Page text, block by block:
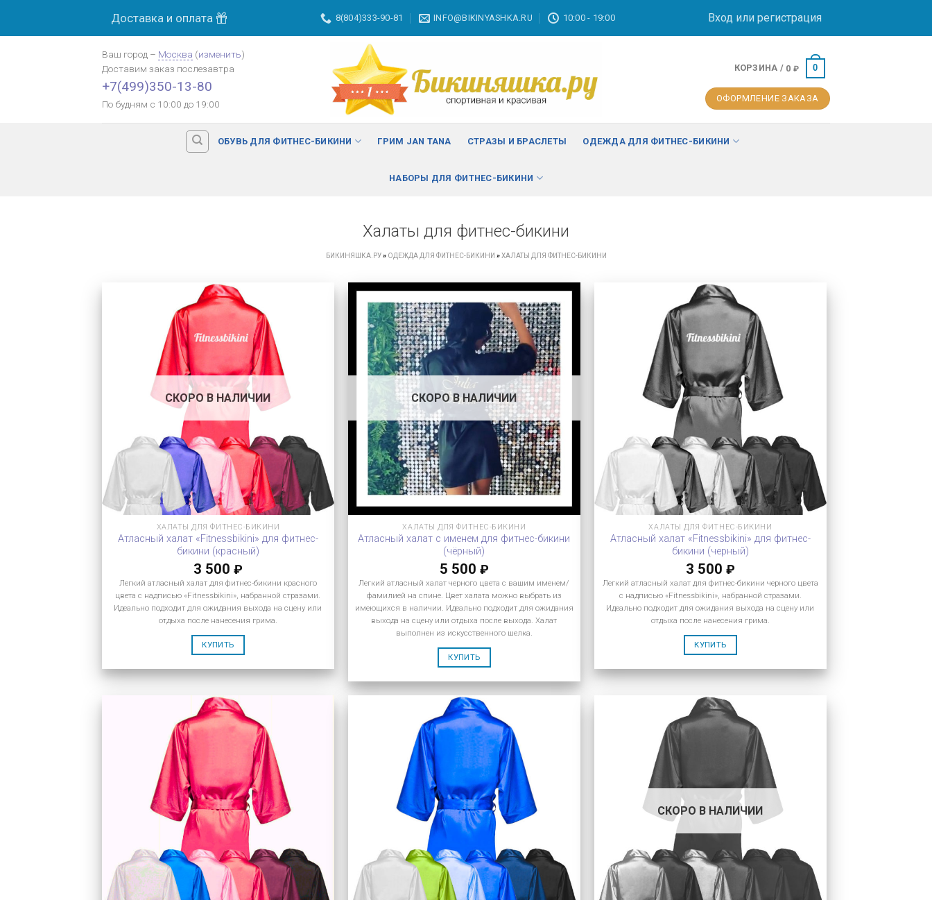
Доставка и оплата 8(804)333-90-81 INFO@BIKINYASHKA.RU 10:00 - 19:00 Вход или регистрация
Ваш город – Москва (изменить)
Доставим заказ послезавтра
+7(499)350-13-80
По будням с 10:00 до 19:00
КОРЗИНА / 0 ₽ 0
ОФОРМЛЕНИЕ ЗАКАЗА
ОБУВЬ ДЛЯ ФИТНЕС-БИКИНИ ГРИМ JAN TANA СТРАЗЫ И БРАСЛЕТЫ ОДЕЖДА ДЛЯ ФИТНЕС-БИКИНИ
НАБОРЫ ДЛЯ ФИТНЕС-БИКИНИ
Халаты для фитнес-бикини
БИКИНЯШКА.РУ» ОДЕЖДА ДЛЯ ФИТНЕС-БИКИНИ »ХАЛАТЫ ДЛЯ ФИТНЕС-БИКИНИ
СКОРО В НАЛИЧИИ
ХАЛАТЫ ДЛЯ ФИТНЕС-БИКИНИ
Атласный халат «Fitnessbikini» для фитнес-
бикини (красный)
3 500 ₽
Легкий атласный халат для фитнес-бикини красного
цвета с надписью «Fitnessbikini», набранной стразами.
Идеально подходит для ожидания выхода на сцену или
отдыха после нанесения грима.
КУПИТЬ
СКОРО В НАЛИЧИИ
ХАЛАТЫ ДЛЯ ФИТНЕС-БИКИНИ
Атласный халат с именем для фитнес-бикини
(чёрный)
5 500 ₽
Легкий атласный халат черного цвета с вашим именем/
фамилией на спине. Цвет халата можно выбрать из
имеющихся в наличии. Идеально подходит для ожидания
выхода на сцену или отдыха после выхода. Халат
выполнен из искусственного шелка.
КУПИТЬ
ХАЛАТЫ ДЛЯ ФИТНЕС-БИКИНИ
Атласный халат «Fitnessbikini» для фитнес-
бикини (черный)
3 500 ₽
Легкий атласный халат для фитнес-бикини черного цвета
с надписью «Fitnessbikini», набранной стразами.
Идеально подходит для ожидания выхода на сцену или
отдыха после нанесения грима.
КУПИТЬ
СКОРО В НАЛИЧИИ